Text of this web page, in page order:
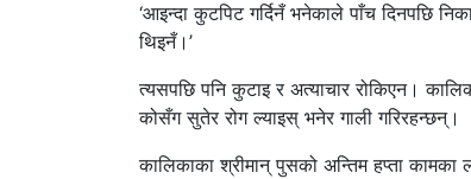
‘आइन्दा कुटपिट गर्दिनँ भनेकाले पाँच दिनपछि
थिइनँ।’
त्यसपछि पनि कुटाइ र अत्याचार रोकिएन।
कोसँग सुतेर रोग ल्याइस् भनेर गाली गरिरहन्छन्।
कालिकाका श्रीमान् पुसको अन्तिम हप्ता कामका